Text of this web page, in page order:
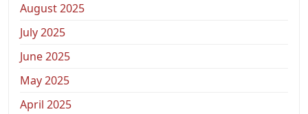
August 2025
July 2025
June 2025
May 2025
April 2025